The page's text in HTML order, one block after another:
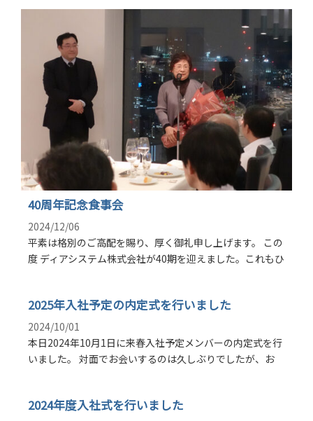
40周年記念食事会
2024/12/06
平素は格別のご高配を賜り、厚く御礼申し上げます。 この
度 ディアシステム株式会社が40期を迎えました。これもひ
2025年入社予定の内定式を行いました
2024/10/01
本日2024年10月1日に来春入社予定メンバーの内定式を行
いました。 対面でお会いするのは久しぶりでしたが、お
2024年度入社式を行いました